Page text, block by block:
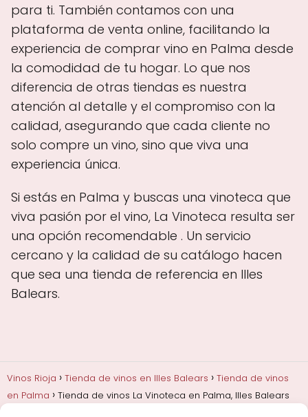
para ti. También contamos con una
plataforma de venta online, facilitando la
experiencia de comprar vino en Palma desde
la comodidad de tu hogar. Lo que nos
diferencia de otras tiendas es nuestra
atención al detalle y el compromiso con la
calidad, asegurando que cada cliente no
solo compre un vino, sino que viva una
experiencia única.
Si estás en Palma y buscas una vinoteca que
viva pasión por el vino, La Vinoteca resulta ser
una opción recomendable . Un servicio
cercano y la calidad de su catálogo hacen
que sea una tienda de referencia en Illes
Balears.
Vinos Rioja Tienda de vinos en Illes Balears
Tienda de vinos
en Palma
Tienda de vinos La Vinoteca en Palma, Illes Balears